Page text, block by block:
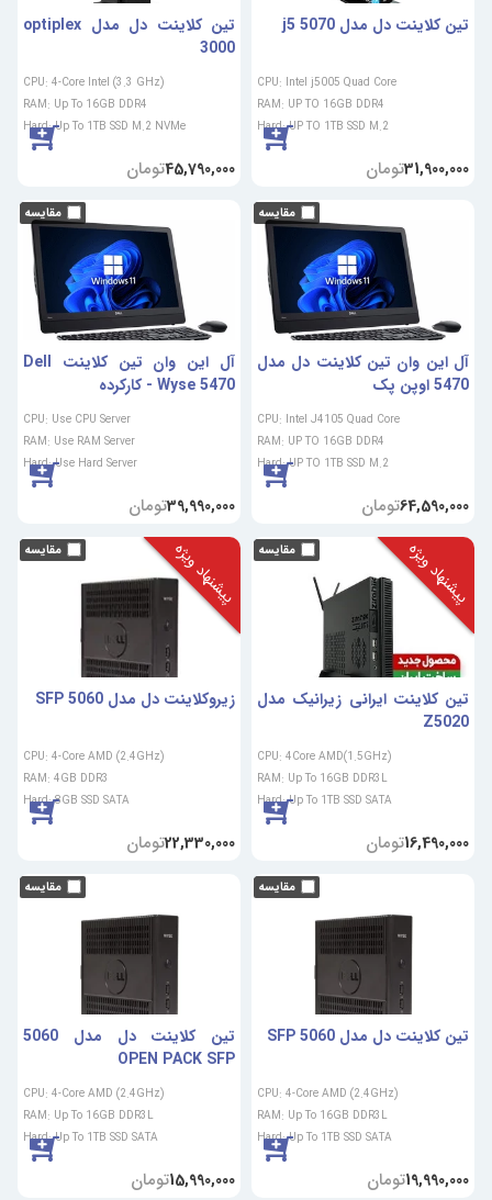
تین کلاینت دل مدل 5070 j5
CPU: Intel j5005 Quad Core
RAM: UP TO 16GB DDR4
Hard: UP TO 1TB SSD M.2
31,900,000تومان
تین کلاینت دل مدل optiplex
3000
CPU: 4-Core Intel (3.3 GHz)
RAM: Up To 16GB DDR4
Hard: Up To 1TB SSD M.2 NVMe
45,790,000تومان
آل این وان تین کلاینت دل مدل
5470 اوپن پک
CPU: Intel J4105 Quad Core
RAM: UP TO 16GB DDR4
Hard: UP TO 1TB SSD M.2
64,590,000تومان
آل این وان تین کلاینت Dell
Wyse 5470 - کارکرده
CPU: Use CPU Server
RAM: Use RAM Server
Hard: Use Hard Server
39,990,000تومان
پیشنهاد ویژه
تین کلاینت ایرانی زیرانیک مدل
Z5020
CPU: 4Core AMD(1.5GHz)
RAM: Up To 16GB DDR3L
Hard: Up To 1TB SSD SATA
16,490,000تومان
پیشنهاد ویژه
زیروکلاینت دل مدل 5060 SFP
CPU: 4-Core AMD (2.4GHz)
RAM: 4GB DDR3
Hard: 8GB SSD SATA
22,330,000تومان
تین کلاینت دل مدل SFP 5060
CPU: 4-Core AMD (2.4GHz)
RAM: Up To 16GB DDR3L
Hard: Up To 1TB SSD SATA
19,990,000تومان
تین کلاینت دل مدل 5060
OPEN PACK SFP
CPU: 4-Core AMD (2.4GHz)
RAM: Up To 16GB DDR3L
Hard: Up To 1TB SSD SATA
15,990,000تومان